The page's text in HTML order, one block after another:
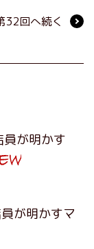
32回へ続く
が明かす
が明かすマ